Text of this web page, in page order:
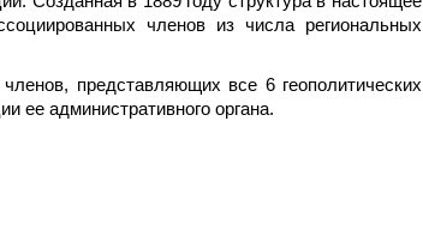
членов из числа региональных
представляющих все 6 геополитических
ее административного органа.